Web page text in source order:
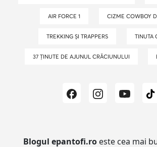
AIR FORCE 1 CIZME COWBOY
TREKKING ȘI TRAPPERS TINUTA
37 ȚINUTE DE AJUNUL CRĂCIUNULUI
Blogul epantofi.ro este cea mai